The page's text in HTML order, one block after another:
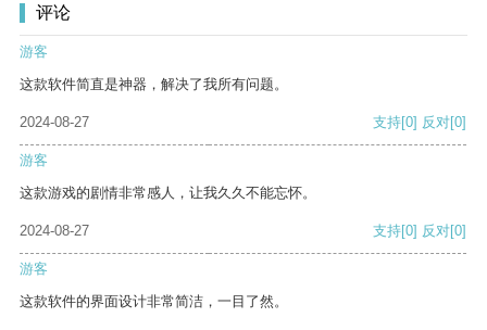
评论
游客
这款软件简直是神器，解决了我所有问题。
2024-08-27 支持[0] 反对[0]
游客
这款游戏的剧情非常感人，让我久久不能忘怀。
2024-08-27 支持[0] 反对[0]
游客
这款软件的界面设计非常简洁，一目了然。